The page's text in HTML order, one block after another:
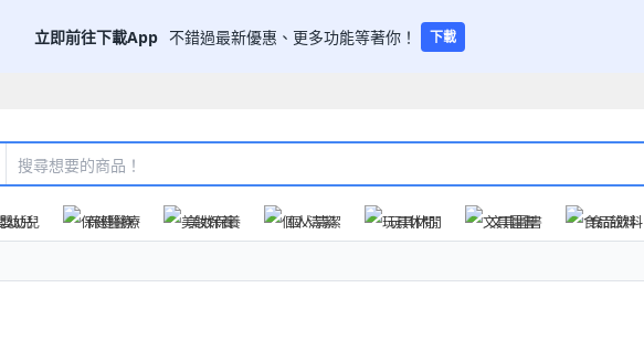
立即前往下載App 不錯過最新優惠、更多功能等著你！ 下載
嬰幼兒 保健醫療 美妝保養 個人清潔 玩具休閒 文具圖書 食品飲料